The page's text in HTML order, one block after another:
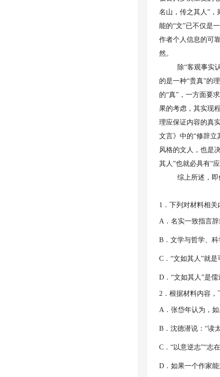
名山，传之其人”，
能的“文”已不仅是
作者个人信息的可
然。
除“客观事实
的是一种“贵真”的
的“真”，一方面要
果的考虑，其实现
理应保证内容的真
文言》中的“修辞立
风格的文人，也是
其人”也就必具有“
综上所述，
1．下列对材料相
A．名实一致指言
B．文学与哲学、
C．“文如其人”就
D．“文如其人”是
2．根据材料内容
A．张岱年认为，
B．沈德潜说：“读
C．“以意逆志”“志
D．如果一个作家